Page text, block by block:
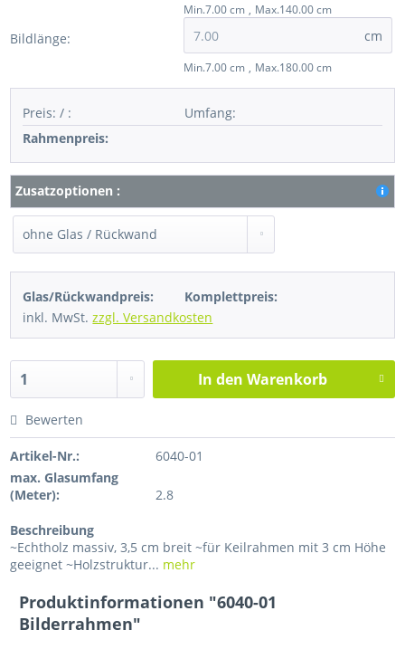
Min.7.00 cm Max.140.00 cm
Bildlänge: cm
Min.7.00 cm Max.180.00 cm
Preis: / : Umfang:
Rahmenpreis:
Zusatzoptionen :
Glas/Rückwandpreis:
Komplettpreis:
inkl. MwSt.zzgl. Versandkosten
In den Warenkorb
Bewerten
Artikel-Nr.:
6040-01
max. Glasumfang
(Meter):
2.8
Beschreibung
~Echtholz massiv, 3,5 cm breit ~für Keilrahmen mit 3 cm Höhe
geeignet ~Holzstruktur... mehr
Produktinformationen "6040-01
Bilderrahmen"